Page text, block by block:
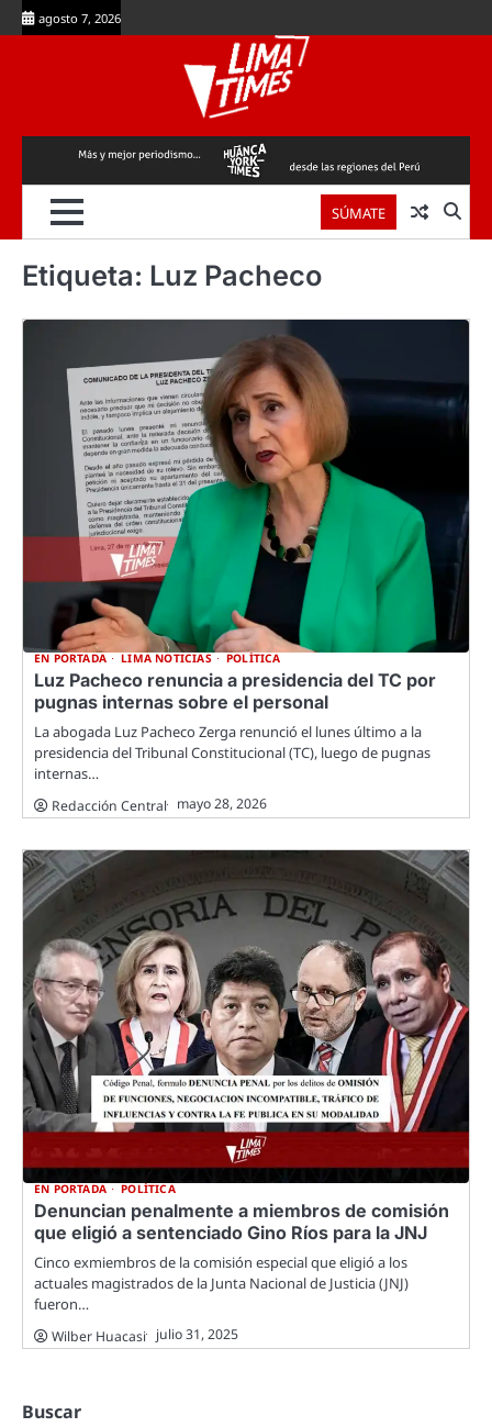
Skip
to
agosto 7, 2026
SÚMATE
Etiqueta: Luz Pacheco
EN PORTADA LIMA NOTICIAS POLÍTICA
Luz Pacheco renuncia a presidencia del TC por
pugnas internas sobre el personal
La abogada Luz Pacheco Zerga renunció el lunes último a la
presidencia del Tribunal Constitucional (TC), luego de pugnas
internas…
Redacción Central mayo 28, 2026
EN PORTADA POLÍTICA
Denuncian penalmente a miembros de comisión
que eligió a sentenciado Gino Ríos para la JNJ
Cinco exmiembros de la comisión especial que eligió a los
actuales magistrados de la Junta Nacional de Justicia (JNJ)
fueron…
Wilber Huacasi julio 31, 2025
Buscar